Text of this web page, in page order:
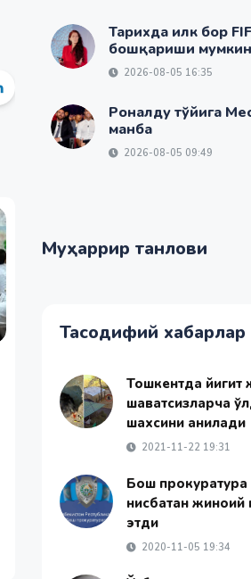
Тарихда илк бор
бошқариши мумкин
2026-08-05 16:35
Роналду тўйига
манба
2026-08-05 09:49
Муҳаррир танлови
Тасодифий хабарлар
Тошкентда
шавқатсизларча
шахсини аниқлади
2021-11-22 19:31
Бош прокуратура
нисбатан жиноий
этди
2020-11-05 19:34